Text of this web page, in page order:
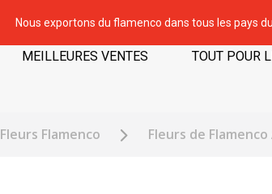
Nous exportons du flamenco dans tous les pays
MEILLEURES VENTES TOUT POUR
Fleurs Flamenco Fleurs de